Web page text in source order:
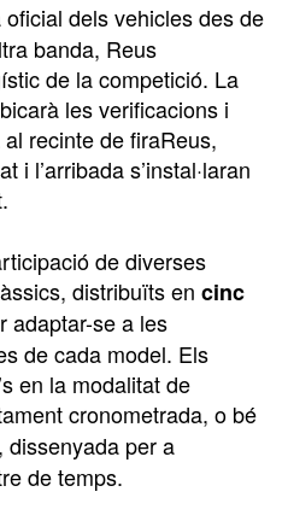
dels vehicles des de
banda, Reus
de la competició. La
les verificacions i
al recinte de firaReus,
i l’arribada s’instal·laran
de diverses
distribuïts en cinc
adaptar-se a les
de cada model. Els
en la modalitat de
cronometrada, o bé
, dissenyada per a
de temps.